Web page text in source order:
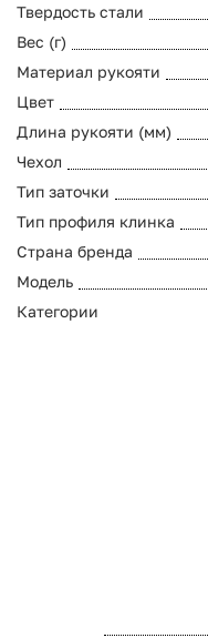
Твердость стали
Вес (г)
Материал рукояти
Цвет
Длина рукояти (мм)
Чехол
Тип заточки
Тип профиля клинка
Страна бренда
Модель
Категории